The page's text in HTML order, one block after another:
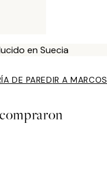
en Suecia
DE PAREDIR A MARCOS